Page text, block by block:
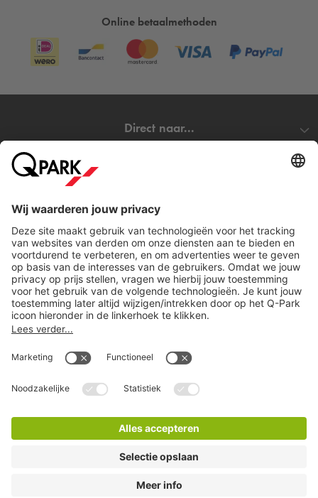
Online betaalmethoden
Direct naar...
Copyright
Privacy statement
Disclaimer